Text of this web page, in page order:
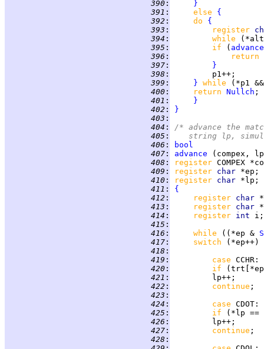
390 :
}
391 : else {
392 : do {
393 : register
394 : while
395 : if ( advance
396 :
return
397 :
}
398 :
399 : } while
(*p1
400 : return Nullch
401 :
}
402 :
}
403 :
404 :
/* advance the
405 :
string lp,
406 :
bool
407 :
advance
408 :
register
409 : register char
410 : register char
411 :
{
412 : register char
413 : register char
414 : register int
415 :
416 : while ((*ep &
417 : switch
(*ep++)
418 :
419 : case CCHR
420 : if
421 :
422 : continue
423 :
424 : case CDOT
425 : if
(*lp ==
426 :
427 : continue
428 :